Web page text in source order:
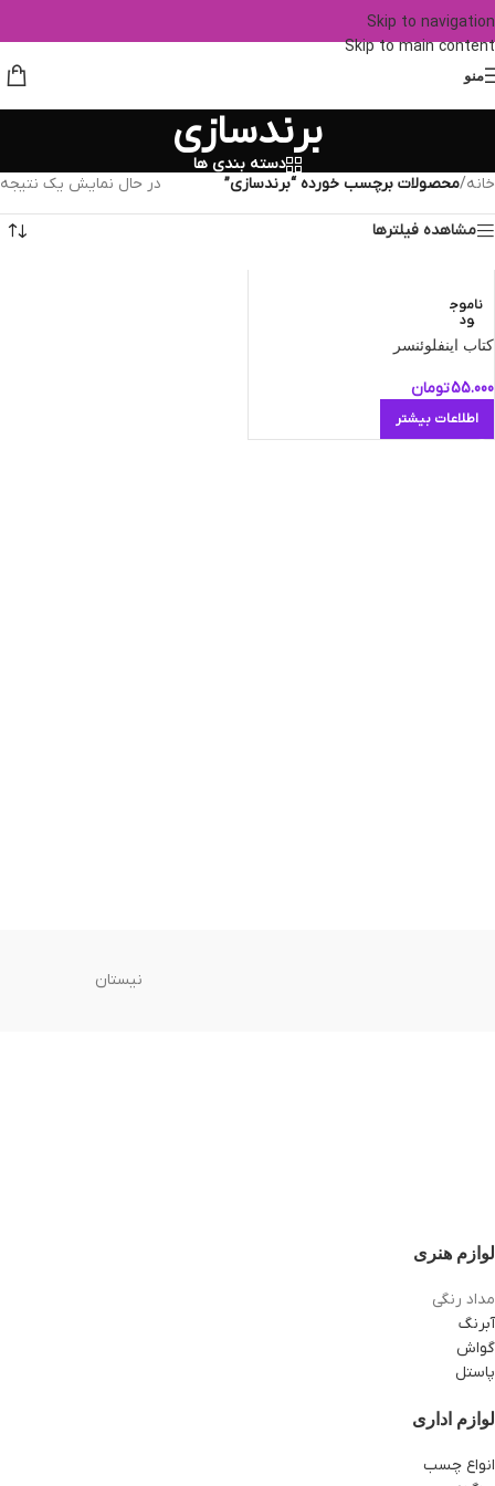
Skip to navigation
Skip to main content
منو
برندسازی
دسته بندی ها
خانه/محصولات برچسب خورده “برندسازی” در حال نمایش یک نتیجه
مشاهده فیلترها
ناموج
ود
کتاب اينفلوئنسر
55.000تومان
اطلاعات بیشتر
نیستان
لوازم هنری
مداد رنگی
آبرنگ
گواش
پاستل
لوازم اداری
انواع چسب